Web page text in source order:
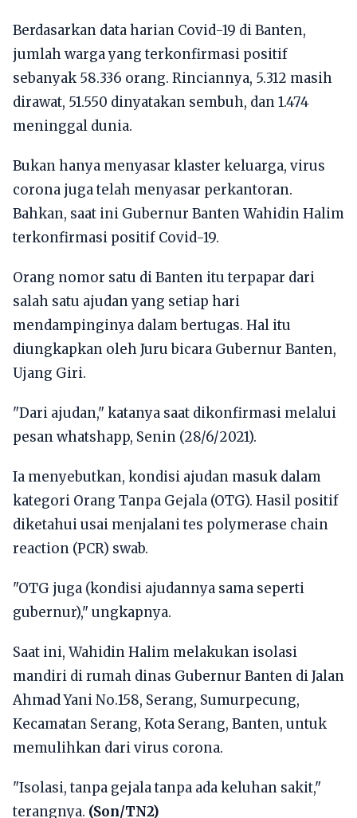
Berdasarkan data harian Covid-19 di Banten,
jumlah warga yang terkonfirmasi positif
sebanyak 58.336 orang. Rinciannya, 5.312 masih
dirawat, 51.550 dinyatakan sembuh, dan 1.474
meninggal dunia.
Bukan hanya menyasar klaster keluarga, virus
corona juga telah menyasar perkantoran.
Bahkan, saat ini Gubernur Banten Wahidin Halim
terkonfirmasi positif Covid-19.
Orang nomor satu di Banten itu terpapar dari
salah satu ajudan yang setiap hari
mendampinginya dalam bertugas. Hal itu
diungkapkan oleh Juru bicara Gubernur Banten,
Ujang Giri.
"Dari ajudan," katanya saat dikonfirmasi melalui
pesan whatshapp, Senin (28/6/2021).
Ia menyebutkan, kondisi ajudan masuk dalam
kategori Orang Tanpa Gejala (OTG). Hasil positif
diketahui usai menjalani tes polymerase chain
reaction (PCR) swab.
"OTG juga (kondisi ajudannya sama seperti
gubernur)," ungkapnya.
Saat ini, Wahidin Halim melakukan isolasi
mandiri di rumah dinas Gubernur Banten di Jalan
Ahmad Yani No.158, Serang, Sumurpecung,
Kecamatan Serang, Kota Serang, Banten, untuk
memulihkan dari virus corona.
"Isolasi, tanpa gejala tanpa ada keluhan sakit,"
terangnya. (Son/TN2)